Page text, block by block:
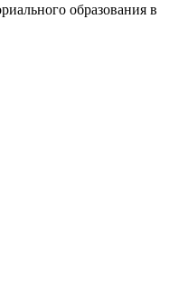
образования в